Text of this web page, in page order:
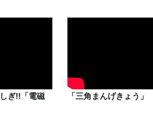
ぎ‼「電磁
「三角まんげきょう」